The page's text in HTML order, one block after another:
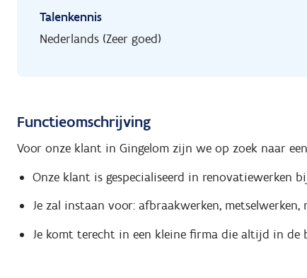
Talenkennis
Nederlands (Zeer goed)
Functieomschrijving
Voor onze klant in Gingelom zijn we op zoek naar een
Onze klant is gespecialiseerd in renovatiewerken
Je zal instaan voor: afbraakwerken, metselwerken,
Je komt terecht in een kleine firma die altijd in